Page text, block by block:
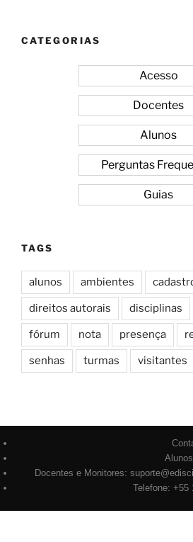
CATEGORIAS
Acesso
Docentes
Alunos
Perguntas
Guias
TAGS
alunos ambientes
direitos autorais disciplinas
fórum nota presença
senhas turmas visitantes
Docentes e Monitores:
Telefone: +55